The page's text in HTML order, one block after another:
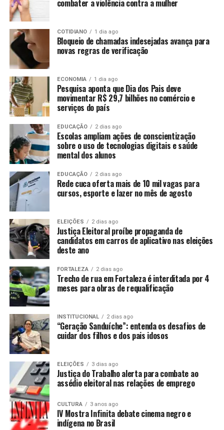
combater a violência contra a mulher
COTIDIANO 1 dia ago
Bloqueio de chamadas indesejadas avança para
novas regras de verificação
ECONOMIA 1 dia ago
Pesquisa aponta que Dia dos Pais deve
movimentar R$ 29,7 bilhões no comércio e
serviços do país
EDUCAÇÃO 2 dias ago
Escolas ampliam ações de conscientização
sobre o uso de tecnologias digitais e saúde
mental dos alunos
EDUCAÇÃO 2 dias ago
Rede cuca oferta mais de 10 mil vagas para
cursos, esporte e lazer no mês de agosto
ELEIÇÕES 2 dias ago
Justiça Eleitoral proíbe propaganda de
candidatos em carros de aplicativo nas eleições
deste ano
FORTALEZA 2 dias ago
Trecho de rua em Fortaleza é interditada por 4
meses para obras de requalificação
INSTITUCIONAL 2 dias ago
“Geração Sanduíche”: entenda os desafios de
cuidar dos filhos e dos pais idosos
ELEIÇÕES 3 dias ago
Justiça do Trabalho alerta para combate ao
assédio eleitoral nas relações de emprego
CULTURA 3 anos ago
IV Mostra Infinita debate cinema negro e
indígena no Brasil